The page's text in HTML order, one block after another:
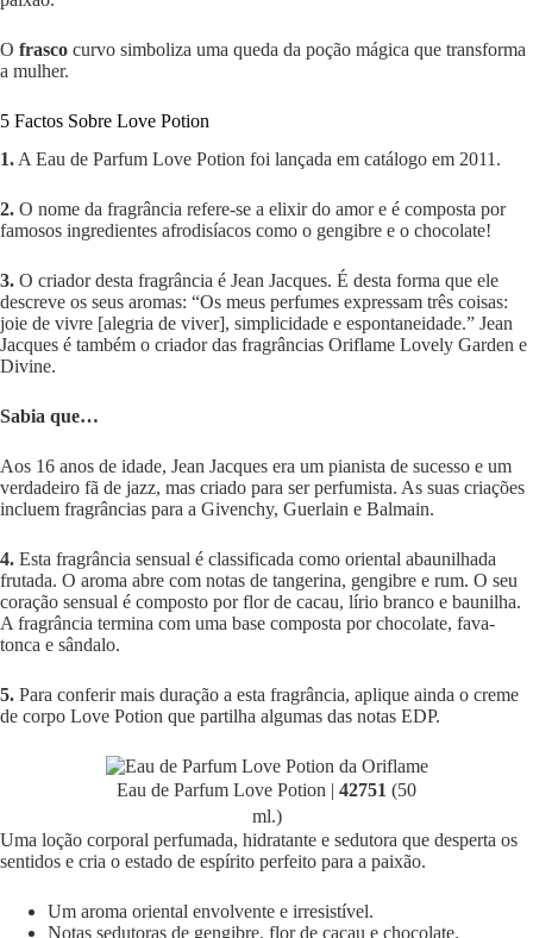
O frasco curvo simboliza uma queda da poção mágica que transforma
a mulher.
5 Factos Sobre Love Potion
1. A Eau de Parfum Love Potion foi lançada em catálogo em 2011.
2. O nome da fragrância refere-se a elixir do amor e é composta por
famosos ingredientes afrodisíacos como o gengibre e o chocolate!
3. O criador desta fragrância é Jean Jacques. É desta forma que ele
descreve os seus aromas: “Os meus perfumes expressam três coisas:
joie de vivre [alegria de viver], simplicidade e espontaneidade.” Jean
Jacques é também o criador das fragrâncias Oriflame Lovely Garden e
Divine.
Sabia que…
Aos 16 anos de idade, Jean Jacques era um pianista de sucesso e um
verdadeiro fã de jazz, mas criado para ser perfumista. As suas criações
incluem fragrâncias para a Givenchy, Guerlain e Balmain.
4. Esta fragrância sensual é classificada como oriental abaunilhada
frutada. O aroma abre com notas de tangerina, gengibre e rum. O seu
coração sensual é composto por flor de cacau, lírio branco e baunilha.
A fragrância termina com uma base composta por chocolate, fava-
tonca e sândalo.
5. Para conferir mais duração a esta fragrância, aplique ainda o creme
de corpo Love Potion que partilha algumas das notas EDP.
Eau de Parfum Love Potion | 42751 (50
ml.)
Uma loção corporal perfumada, hidratante e sedutora que desperta os
sentidos e cria o estado de espírito perfeito para a paixão.
Um aroma oriental envolvente e irresistível.
Notas sedutoras de gengibre, flor de cacau e chocolate.